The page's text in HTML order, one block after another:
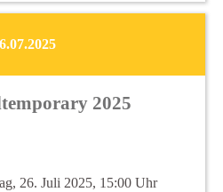
PEARL
2025
26. Juli 2025, 15:00 Uhr